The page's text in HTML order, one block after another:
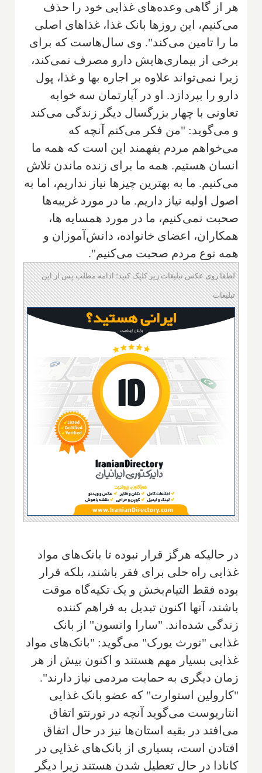
هر از گاهی وعده‌های غذایی خود را حذف
می‌کنیم، این روزها بانک غذا، غذاهای اصلی
ما را تامین می‌کند". وی سال‌هاست که برای
برخی از بیماری‌هایش دارو مصرف نمی‌کند،
زیرا نمی‌تواند علاوه بر اجاره بها و غذا، پول
دارو را بپردازد. او در آپارتمان سه خوابه
تعاونی با چهار بزرگسال دیگر زندگی می‌کند
و می‌گوید: "من فکر می‌کنم آنچه که
می‌خواهم مردم بفهمند این است که همه ما
انسان هستیم. همه ما برای زنده ماندن تلاش
می‌کنیم. ما به بهترین چیزها نیاز نداریم، اما به
اصول اولیه نیاز داریم. ما در مورد غریبه‌ها
صحبت نمی‌کنیم، ما در مورد همسایه ها،
همکاران، اعضای خانواده، دانش‌آموزان و
همه نوع مردم صحبت می‌کنیم".
لطفا روی عکس تبلیغات زیر کلیک کنید؛ ادامه مطلب پس از این
تبلیغات
در حالیکه هرگز قرار نبوده تا بانک‌های مواد
غذایی راه حلی برای فقر باشند، بلکه قرار
بوده فقط التیام‌بخش و یک تکیه‌گاه موقت
باشند، آنها اکنون تبدیل به فراهم کننده
زندگی شده‌اند. "سارا واتسون" از بانک
غذایی "نورث یورک" می‌گوید: "بانک‌های مواد
غذایی بسیار مهم هستند و اکنون بیش از هر
زمان دیگری به حمایت مردمی نیاز دارند".
"کارولین استوارت" که عضو بانک غذایی
انتاریوست می‌گوید آنچه در تورنتو اتفاق
می‌افتد در بقیه استان‌ها نیز در حال اتفاق
افتادن است، بسیاری از بانک‌های غذایی در
کانادا در حال تعطیل شدن هستند زیرا دیگر